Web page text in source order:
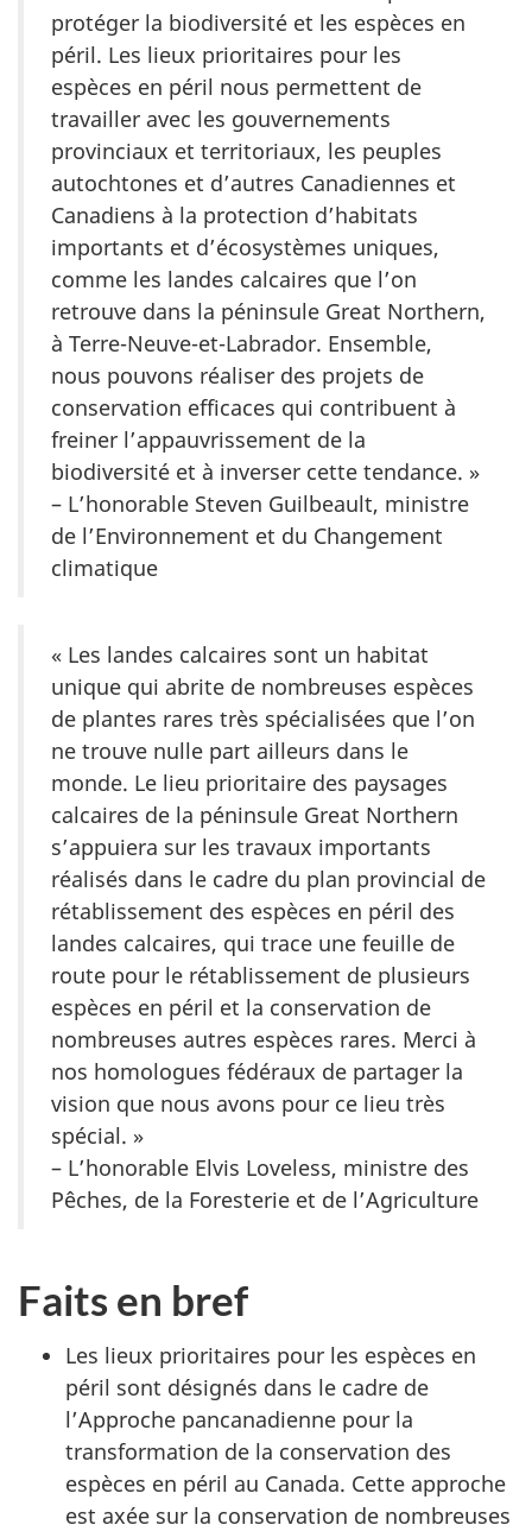
protéger la biodiversité et les espèces en
péril. Les lieux prioritaires pour les
espèces en péril nous permettent de
travailler avec les gouvernements
provinciaux et territoriaux, les peuples
autochtones et d’autres Canadiennes et
Canadiens à la protection d’habitats
importants et d’écosystèmes uniques,
comme les landes calcaires que l’on
retrouve dans la péninsule Great Northern,
à Terre-Neuve-et-Labrador. Ensemble,
nous pouvons réaliser des projets de
conservation efficaces qui contribuent à
freiner l’appauvrissement de la
biodiversité et à inverser cette tendance. »
– L’honorable Steven Guilbeault, ministre
de l’Environnement et du Changement
climatique
« Les landes calcaires sont un habitat
unique qui abrite de nombreuses espèces
de plantes rares très spécialisées que l’on
ne trouve nulle part ailleurs dans le
monde. Le lieu prioritaire des paysages
calcaires de la péninsule Great Northern
s’appuiera sur les travaux importants
réalisés dans le cadre du plan provincial de
rétablissement des espèces en péril des
landes calcaires, qui trace une feuille de
route pour le rétablissement de plusieurs
espèces en péril et la conservation de
nombreuses autres espèces rares. Merci à
nos homologues fédéraux de partager la
vision que nous avons pour ce lieu très
spécial. »
– L’honorable Elvis Loveless, ministre des
Pêches, de la Foresterie et de l’Agriculture
Faits en bref
Les lieux prioritaires pour les espèces en
péril sont désignés dans le cadre de
l’Approche pancanadienne pour la
transformation de la conservation des
espèces en péril au Canada. Cette approche
est axée sur la conservation de nombreuses